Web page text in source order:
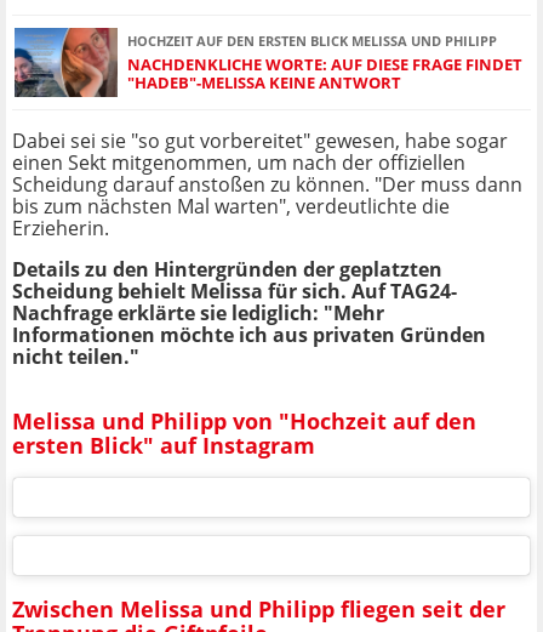
HOCHZEIT AUF DEN ERSTEN BLICK MELISSA UND PHILIPP
NACHDENKLICHE WORTE: AUF DIESE FRAGE FINDET
"HADEB"-MELISSA KEINE ANTWORT
Dabei sei sie "so gut vorbereitet" gewesen, habe sogar
einen Sekt mitgenommen, um nach der offiziellen
Scheidung darauf anstoßen zu können. "Der muss dann
bis zum nächsten Mal warten", verdeutlichte die
Erzieherin.
Details zu den Hintergründen der geplatzten
Scheidung behielt Melissa für sich. Auf TAG24-
Nachfrage erklärte sie lediglich: "Mehr
Informationen möchte ich aus privaten Gründen
nicht teilen."
Melissa und Philipp von "Hochzeit auf den
ersten Blick" auf Instagram
Zwischen Melissa und Philipp fliegen seit der